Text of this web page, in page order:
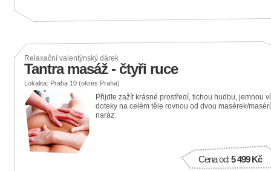
Relaxační valentýnský dárek
Tantra masáž - čtyři ruce
Lokalita: Praha 10 (okres Praha)
Přijďte zažít krásné prostředí, tichou hudbu, jemnou
doteky na celém těle rovnou od dvou masérek/
naráz.
Cena od:5 499 Kč